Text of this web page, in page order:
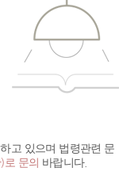
고 있으며 법령관련 문
로 문의 바랍니다.